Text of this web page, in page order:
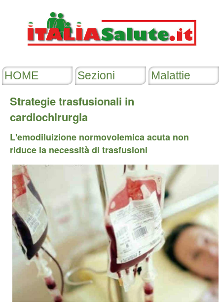
Strategie trasfusionali in
cardiochirurgia
L'emodiluizione normovolemica acuta non
riduce la necessità di trasfusioni